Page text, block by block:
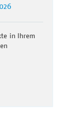
in Ihrem